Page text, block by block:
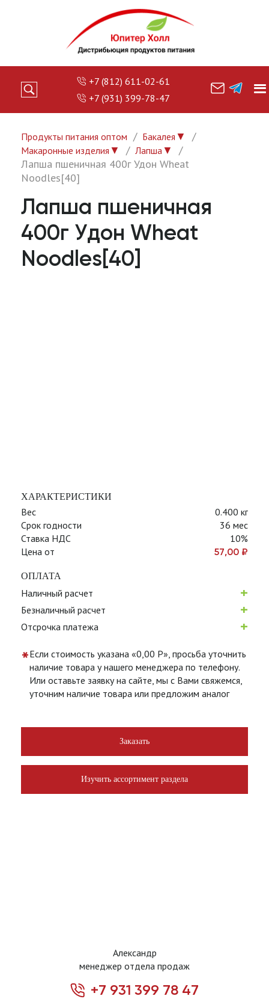
+7 (812) 611-02-61
+7 (931) 399-78-47
Продукты питания оптом Бакалея ▼
Макаронные изделия ▼ Лапша▼
Лапша пшеничная 400г Удон Wheat
Noodles[40]
Лапша пшеничная
400г Удон Wheat
Noodles[40]
ХАРАКТЕРИСТИКИ
Вес
0.400 кг
Срок годности
36 мес
Ставка НДС
10%
Цена от
57,00 ₽
ОПЛАТА
Наличный расчет +
Безналичный расчет +
Отсрочка платежа +
*Если стоимость указана «0,00 Р», просьба уточнить
наличие товара у нашего менеджера по телефону.
Или оставьте заявку на сайте, мы с Вами свяжемся,
уточним наличие товара или предложим аналог
Заказать
Изучить ассортимент раздела
Александр
менеджер отдела продаж
+7 931 399 78 47